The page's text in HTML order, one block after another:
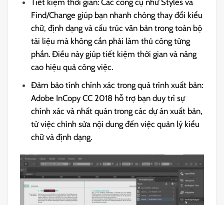
Tiết kiệm thời gian: Các công cụ như Styles và
Find/Change giúp bạn nhanh chóng thay đổi kiểu
chữ, định dạng và cấu trúc văn bản trong toàn bộ
tài liệu mà không cần phải làm thủ công từng
phần. Điều này giúp tiết kiệm thời gian và nâng
cao hiệu quả công việc.
Đảm bảo tính chính xác trong quá trình xuất bản:
Adobe InCopy CC 2018 hỗ trợ bạn duy trì sự
chính xác và nhất quán trong các dự án xuất bản,
từ việc chỉnh sửa nội dung đến việc quản lý kiểu
chữ và định dạng.